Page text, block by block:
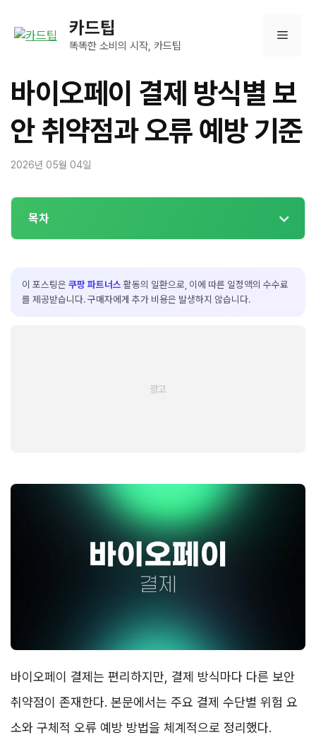
카드팁
똑똑한 소비의 시작, 카드팁
메
바이오페이 결제 방식별 보
안 취약점과 오류 예방 기준
2026년 05월 04일
목차
이 포스팅은 쿠팡 파트너스 활동의 일환으로, 이에 따른 일정액의 수수료
를 제공받습니다. 구매자에게 추가 비용은 발생하지 않습니다.
바이오페이 결제는 편리하지만, 결제 방식마다 다른 보안
취약점이 존재한다. 본문에서는 주요 결제 수단별 위험 요
소와 구체적 오류 예방 방법을 체계적으로 정리했다.